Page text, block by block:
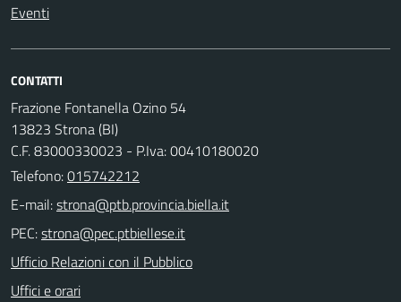
Eventi
CONTATTI
Frazione Fontanella Ozino 54
13823 Strona (BI)
C.F. 83000330023 - P.Iva: 00410180020
Telefono:015742212
E-mail:
PEC:
Ufficio Relazioni con il Pubblico
Uffici e orari